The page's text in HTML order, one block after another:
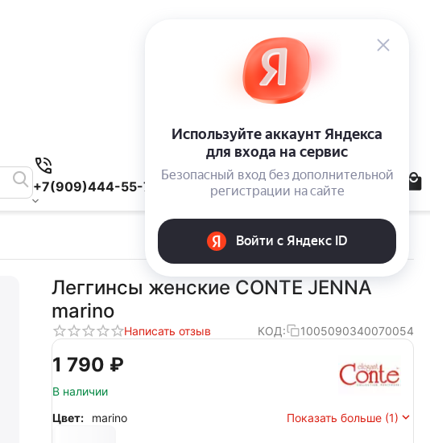
+7(909)444-55-78
Леггинсы женские CONTE JENNA
marino
Написать отзыв КОД: 1005090340070054
1 790 ₽
В наличии
Цвет:
marino Показать больше (1)